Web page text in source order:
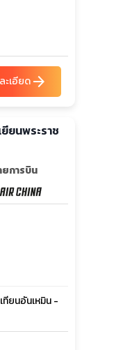
ะเอียดarrow_forward
ยนพระราช
ยการบิน
ทียนอันเหมิน -